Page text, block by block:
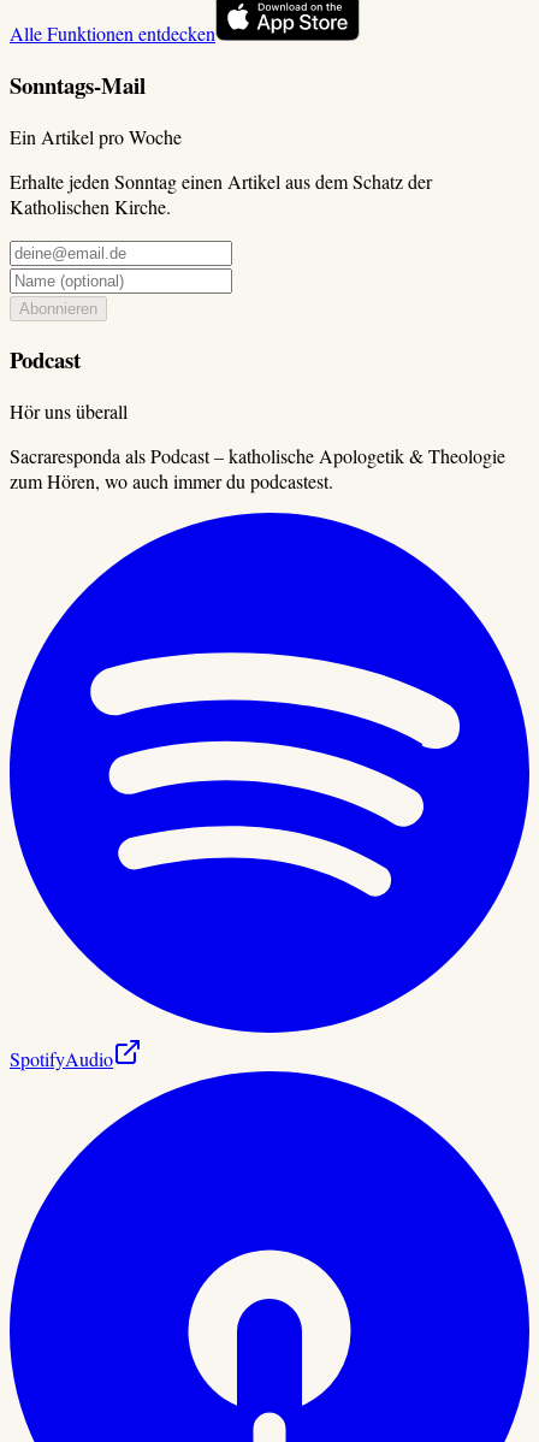
Alle Funktionen entdecken
Sonntags-Mail
Ein Artikel pro Woche
Erhalte jeden Sonntag einen Artikel aus dem Schatz der
Katholischen Kirche.
Abonnieren
Podcast
Hör uns überall
Sacraresponda als Podcast – katholische Apologetik & Theologie
zum Hören, wo auch immer du podcastest.
SpotifyAudio